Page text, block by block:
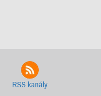
RSS kanály